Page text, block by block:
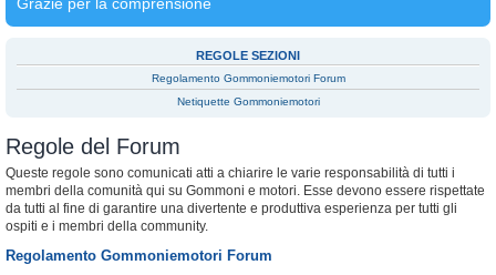
Grazie per la comprensione
REGOLE SEZIONI
Regolamento Gommoniemotori Forum
Netiquette Gommoniemotori
Regole del Forum
Queste regole sono comunicati atti a chiarire le varie responsabilità di tutti i
membri della comunità qui su Gommoni e motori. Esse devono essere rispettate
da tutti al fine di garantire una divertente e produttiva esperienza per tutti gli
ospiti e i membri della community.
Regolamento Gommoniemotori Forum